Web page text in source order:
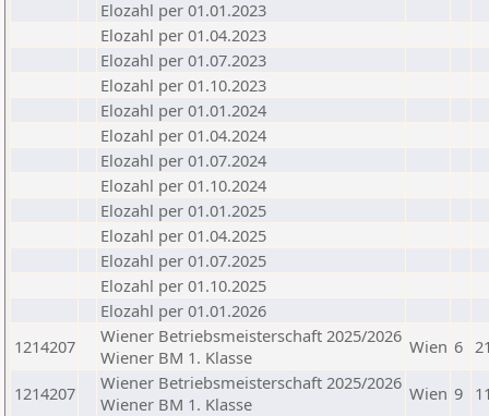
Elozahl per 01.01.2023
Elozahl per 01.04.2023
Elozahl per 01.07.2023
Elozahl per 01.10.2023
Elozahl per 01.01.2024
Elozahl per 01.04.2024
Elozahl per 01.07.2024
Elozahl per 01.10.2024
Elozahl per 01.01.2025
Elozahl per 01.04.2025
Elozahl per 01.07.2025
Elozahl per 01.10.2025
Elozahl per 01.01.2026
1214207
Wiener Betriebsmeisterschaft 2025/2026
Wiener BM 1. Klasse
Wien 6
1214207
Wiener Betriebsmeisterschaft 2025/2026
Wiener BM 1. Klasse
Wien 9